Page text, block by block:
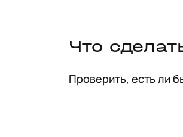
Что
Проверить, есть ли